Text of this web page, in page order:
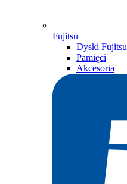
Fujitsu
Dyski Fujitsu
Pamięci
Akcesoria